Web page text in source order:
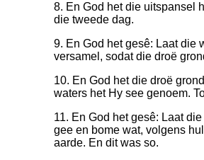
8. En God het die uitspansel
die tweede dag.
9. En God het gesê: Laat die
versamel, sodat die droë
10. En God het die droë
waters het Hy see genoem.
11. En God het gesê: Laat
gee en bome wat, volgens
aarde. En dit was so.